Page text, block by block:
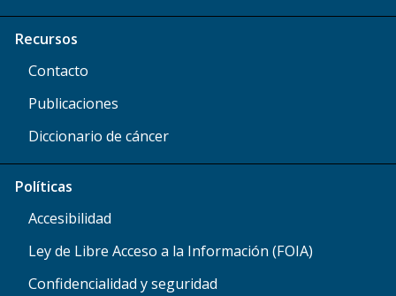
Recursos
Contacto
Publicaciones
Diccionario de cáncer
Políticas
Accesibilidad
Ley de Libre Acceso a la Información (FOIA)
Confidencialidad y seguridad